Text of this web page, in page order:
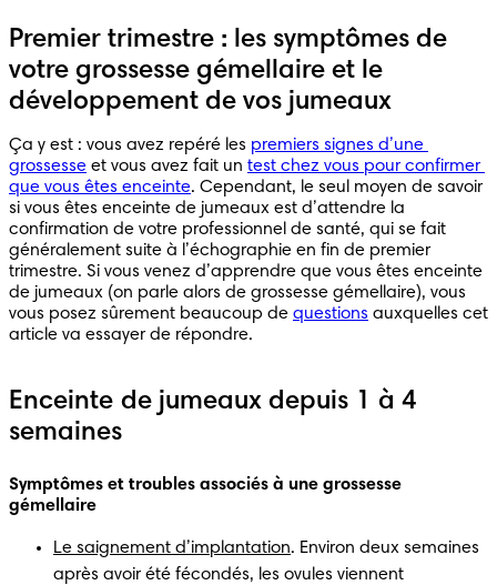
Premier trimestre : les symptômes de
votre grossesse gémellaire et le
développement de vos jumeaux
Ça y est : vous avez repéré les premiers signes d’une
grossesse et vous avez fait un test chez vous pour confirmer
que vous êtes enceinte. Cependant, le seul moyen de savoir
si vous êtes enceinte de jumeaux est d’attendre la
confirmation de votre professionnel de santé, qui se fait
généralement suite à l’échographie en fin de premier
trimestre. Si vous venez d’apprendre que vous êtes enceinte
de jumeaux (on parle alors de grossesse gémellaire), vous
vous posez sûrement beaucoup de questions auxquelles cet
article va essayer de répondre.
Enceinte de jumeaux depuis 1 à 4
semaines
Symptômes et troubles associés à une grossesse
gémellaire
Le saignement d’implantation. Environ deux semaines
après avoir été fécondés, les ovules viennent